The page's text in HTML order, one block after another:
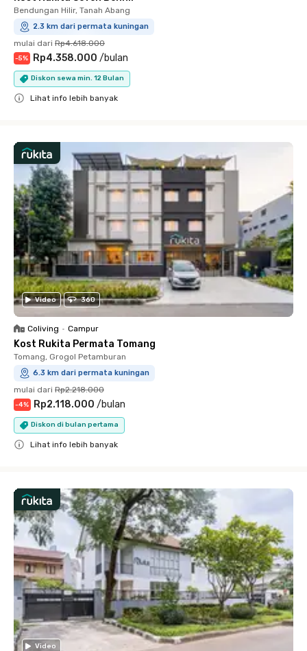
Bendungan Hilir, Tanah Abang
2.3 km dari permata kuningan
mulai dari Rp4.618.000
-5% Rp4.358.000 /bulan
Diskon sewa min. 12 Bulan
Lihat info lebih banyak
Video 360
Coliving • Campur
Kost Rukita Permata Tomang
Tomang, Grogol Petamburan
6.3 km dari permata kuningan
mulai dari Rp2.218.000
-4% Rp2.118.000 /bulan
Diskon di bulan pertama
Lihat info lebih banyak
Video